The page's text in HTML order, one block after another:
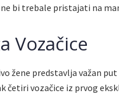
bi trebale pristajati na
Vozačice
žene predstavlja važan
četiri vozačice iz prvog